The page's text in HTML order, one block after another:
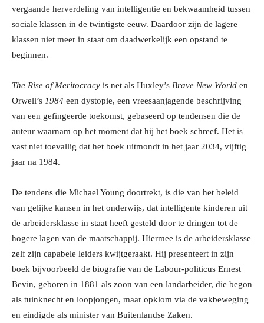
vergaande herverdeling van intelligentie en bekwaamheid tussen
sociale klassen in de twintigste eeuw. Daardoor zijn de lagere
klassen niet meer in staat om daadwerkelijk een opstand te
beginnen.
The Rise of Meritocracy is net als Huxley’s Brave New World en
Orwell’s 1984 een dystopie, een vreesaanjagende beschrijving
van een gefingeerde toekomst, gebaseerd op tendensen die de
auteur waarnam op het moment dat hij het boek schreef. Het is
vast niet toevallig dat het boek uitmondt in het jaar 2034, vijftig
jaar na 1984.
De tendens die Michael Young doortrekt, is die van het beleid
van gelijke kansen in het onderwijs, dat intelligente kinderen uit
de arbeidersklasse in staat heeft gesteld door te dringen tot de
hogere lagen van de maatschappij. Hiermee is de arbeidersklasse
zelf zijn capabele leiders kwijtgeraakt. Hij presenteert in zijn
boek bijvoorbeeld de biografie van de Labour-politicus Ernest
Bevin, geboren in 1881 als zoon van een landarbeider, die begon
als tuinknecht en loopjongen, maar opklom via de vakbeweging
en eindigde als minister van Buitenlandse Zaken.